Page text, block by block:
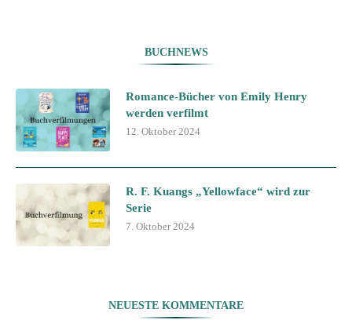
BUCHNEWS
Romance-Bücher von Emily Henry
werden verfilmt
12. Oktober 2024
R. F. Kuangs „Yellowface“ wird zur
Serie
7. Oktober 2024
NEUESTE KOMMENTARE